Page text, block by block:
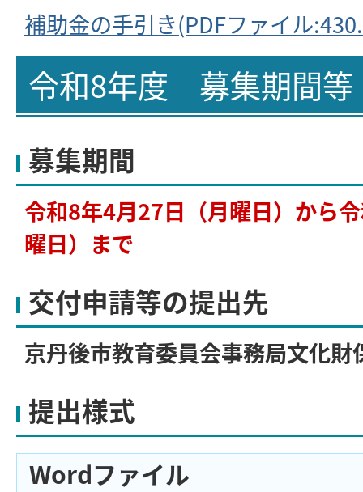
補助金の手引き(PDFファイル
令和8年度 募集期間等
募集期間
令和8年4月27日（月曜日）から
曜日）まで
交付申請等の提出先
京丹後市教育委員会事務局文化財
提出様式
Wordファイル